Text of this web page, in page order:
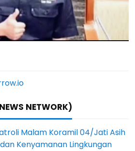
NETWORK)
Malam Koramil 04/Jati Asih
Kenyamanan Lingkungan